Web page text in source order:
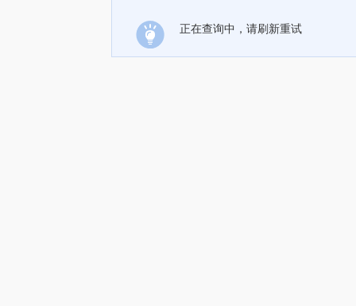
正在查询中，请刷新重试